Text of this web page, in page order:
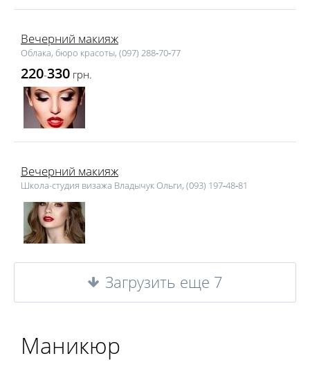
Вечерний макияж
Облака, бюро красоты, (097) 288‑70‑77
220-330 грн.
Вечерний макияж
Школа-студия визажа Владычук Ольги, (093) 197‑48‑81
Загрузить еще 7
Маникюр